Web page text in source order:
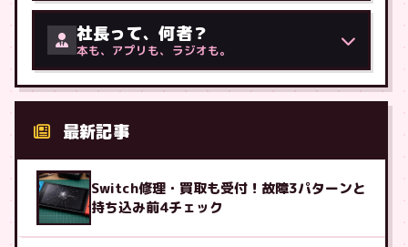
社長って、何者？
本も、アプリも、ラジオも。
最新記事
Switch修理・買取も受付！故障3パターンと
持ち込み前4チェック